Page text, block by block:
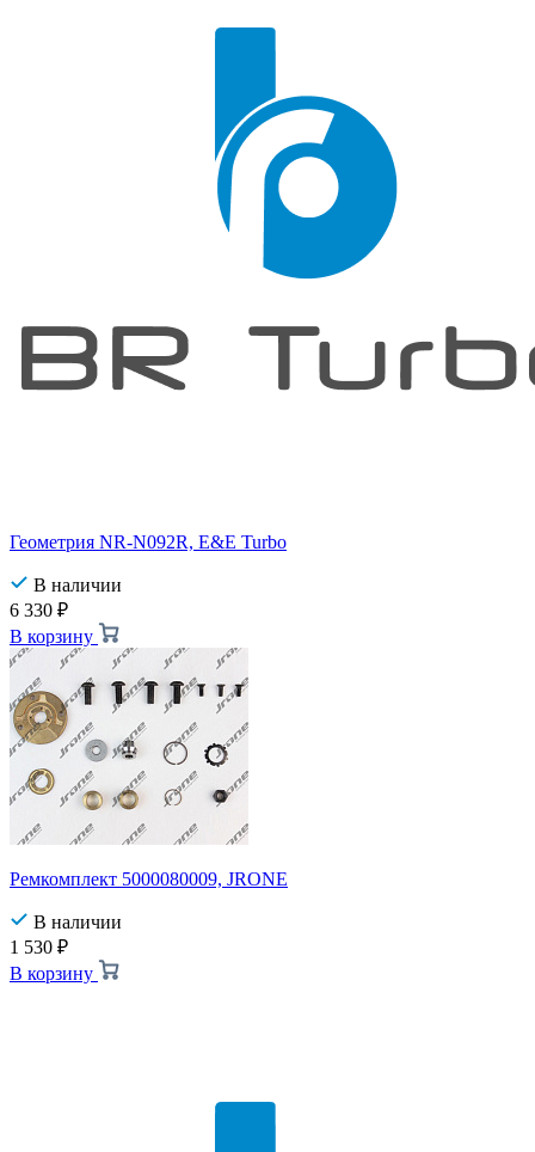
Геометрия NR-N092R, E&E Turbo
В наличии
6 330 ₽
В корзину
Ремкомплект 5000080009, JRONE
В наличии
1 530 ₽
В корзину